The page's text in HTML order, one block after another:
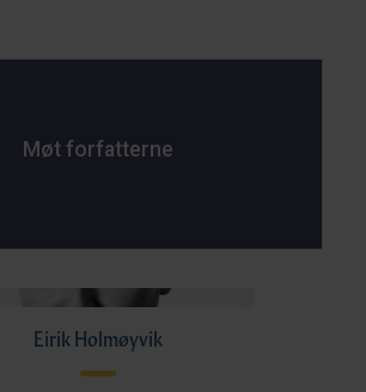
Møt forfatterne
Eirik Holmøyvik